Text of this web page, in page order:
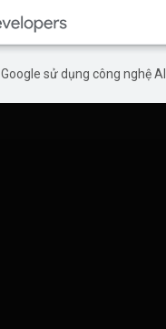
Google sử dụng công nghệ